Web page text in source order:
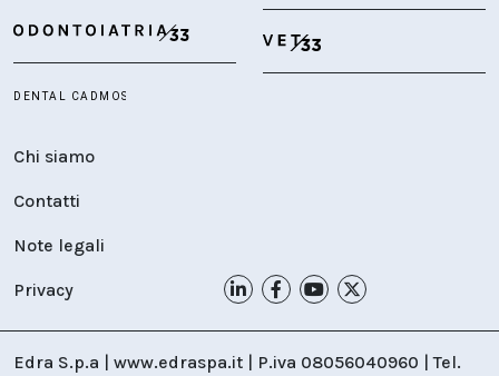
Chi siamo
Contatti
Note legali
Privacy
Edra S.p.a | www.edraspa.it | P.iva 08056040960 | Tel.